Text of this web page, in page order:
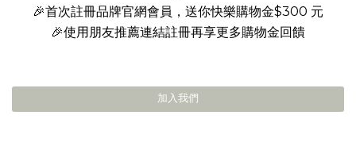
🎉首次註冊品牌官網會員，送你快樂購物金$300 元
🎉使用朋友推薦連結註冊再享更多購物金回饋
加入我們